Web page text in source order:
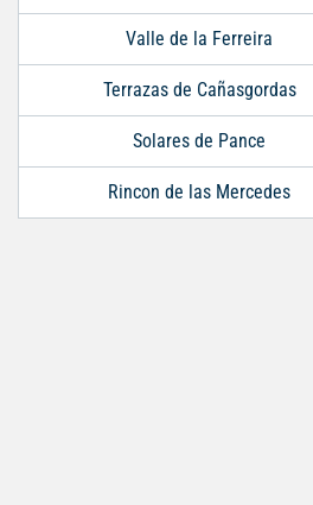
Valle de la Ferreira
Terrazas de Cañasgordas
Solares de Pance
Rincon de las Mercedes